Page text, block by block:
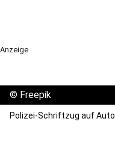
Anzeige
© Freepik
Polizei-Schriftzug auf Auto.